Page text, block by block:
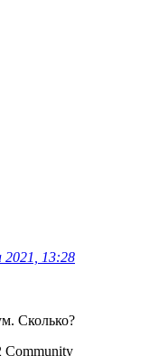
13:28
Сколько?
Community